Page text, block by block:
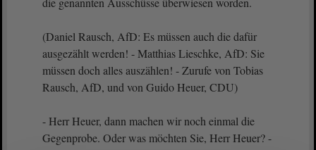
(Daniel Rausch, AfD: Es müssen auch die dafür
ausgezählt werden! - Matthias Lieschke, AfD: Sie
müssen doch alles auszählen! - Zurufe von Tobias
Rausch, AfD, und von Guido Heuer, CDU)
- Herr Heuer, dann machen wir noch einmal die
Gegenprobe. Oder was möchten Sie, Herr Heuer? -